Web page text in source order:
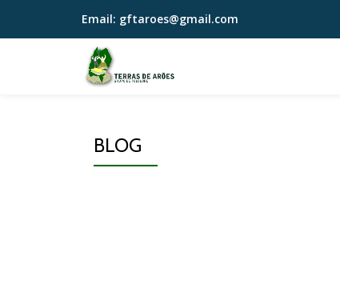
Skip
Email: gftaroes@gmail.com
BLOG